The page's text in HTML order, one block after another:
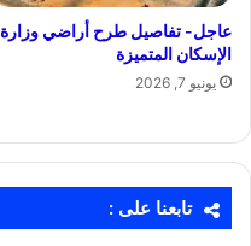
عاجل- تفاصيل طرح أراضي وزارة
الإسكان المتميزة
يونيو 7, 2026
تابعنا على :